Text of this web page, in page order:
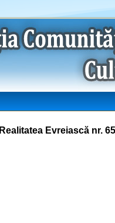
Realitatea Evreiască nr.